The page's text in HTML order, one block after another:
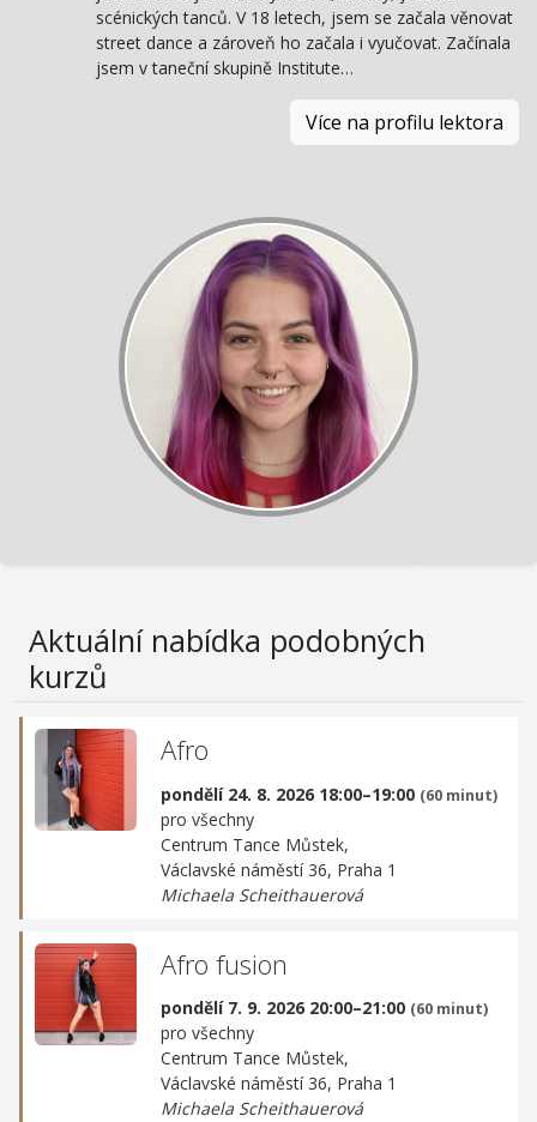
scénických tanců. V 18 letech, jsem se začala věnovat
street dance a zároveň ho začala i vyučovat. Začínala
jsem v taneční skupině Institute…
Více na profilu lektora
Aktuální nabídka podobných
kurzů
Afro
pondělí 24. 8. 2026 18:00–19:00 (60 minut)
pro všechny
Centrum Tance Můstek,
Václavské náměstí 36, Praha 1
Michaela Scheithauerová
Afro fusion
pondělí 7. 9. 2026 20:00–21:00 (60 minut)
pro všechny
Centrum Tance Můstek,
Václavské náměstí 36, Praha 1
Michaela Scheithauerová